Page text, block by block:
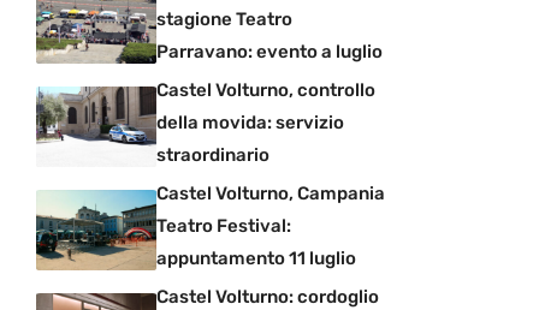
stagione Teatro
Parravano: evento a luglio
Castel Volturno, controllo
della movida: servizio
straordinario
Castel Volturno, Campania
Teatro Festival:
appuntamento 11 luglio
Castel Volturno: cordoglio